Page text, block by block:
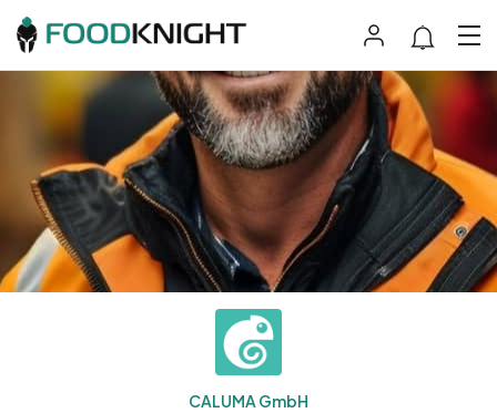
CALUMA GmbH